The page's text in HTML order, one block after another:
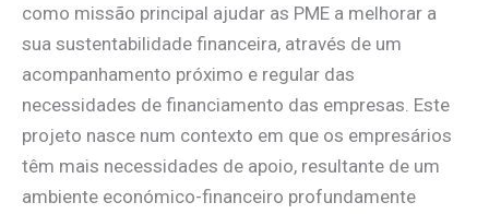
como missão principal ajudar as PME a melhorar a
sua sustentabilidade financeira, através de um
acompanhamento próximo e regular das
necessidades de financiamento das empresas. Este
projeto nasce num contexto em que os empresários
têm mais necessidades de apoio, resultante de um
ambiente económico-financeiro profundamente